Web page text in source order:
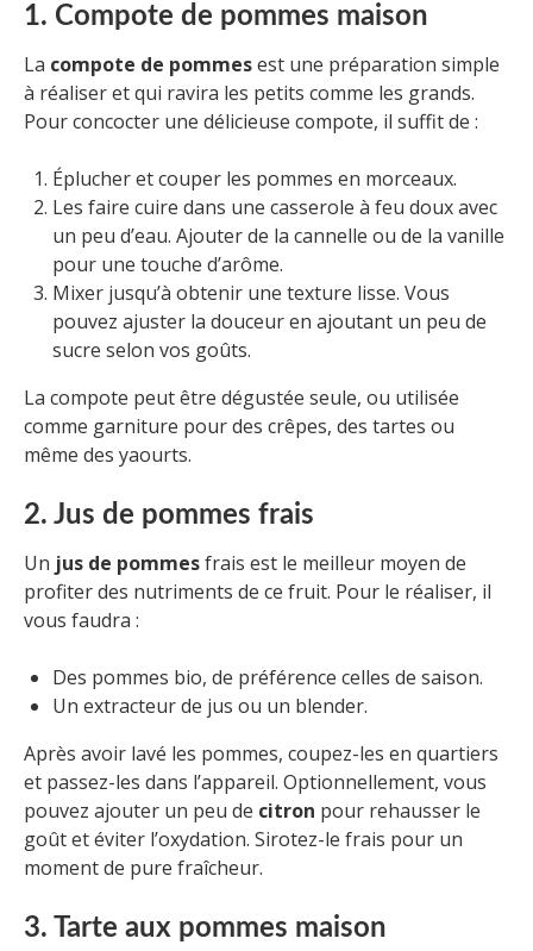
1. Compote de pommes maison
La compote de pommesest une préparation simple
à réaliser et qui ravira les petits comme les grands.
Pour concocter une délicieuse compote, il suffit de :
Éplucher et couper les pommes en morceaux.
Les faire cuire dans une casserole à feu doux avec
un peu d’eau. Ajouter de la cannelle ou de la vanille
pour une touche d’arôme.
Mixer jusqu’à obtenir une texture lisse. Vous
pouvez ajuster la douceur en ajoutant un peu de
sucre selon vos goûts.
La compote peut être dégustée seule, ou utilisée
comme garniture pour des crêpes, des tartes ou
même des yaourts.
2. Jus de pommes frais
Un jus de pommesfrais est le meilleur moyen de
profiter des nutriments de ce fruit. Pour le réaliser, il
vous faudra :
Des pommes bio, de préférence celles de saison.
Un extracteur de jus ou un blender.
Après avoir lavé les pommes, coupez-les en quartiers
et passez-les dans l’appareil. Optionnellement, vous
pouvez ajouter un peu de citron pour rehausser le
goût et éviter l’oxydation. Sirotez-le frais pour un
moment de pure fraîcheur.
3. Tarte aux pommes maison